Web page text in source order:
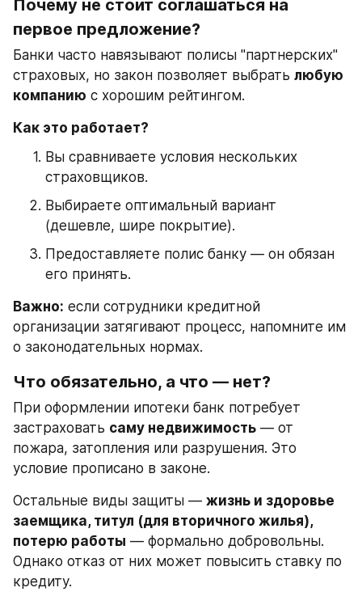
Почему не стоит соглашаться на
первое предложение?
Банки часто навязывают полисы "партнерских"
страховых, но закон позволяет выбрать любую
компанию с хорошим рейтингом.
Как это работает?
Вы сравниваете условия нескольких
страховщиков.
Выбираете оптимальный вариант
(дешевле, шире покрытие).
Предоставляете полис банку — он обязан
его принять.
Важно: если сотрудники кредитной
организации затягивают процесс, напомните им
о законодательных нормах.
Что обязательно, а что — нет?
При оформлении ипотеки банк потребует
застраховать саму недвижимость — от
пожара, затопления или разрушения. Это
условие прописано в законе.
Остальные виды защиты — жизнь и здоровье
заемщика, титул (для вторичного жилья),
потерю работы — формально добровольны.
Однако отказ от них может повысить ставку по
кредиту.